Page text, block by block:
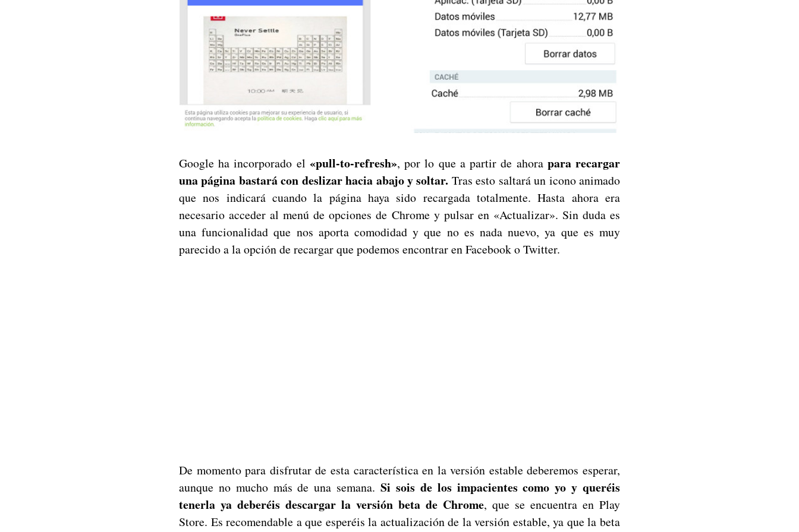
Google ha incorporado el «pull-to-refresh», por lo que a partir de ahora para recargar
una página bastará con deslizar hacia abajo y soltar. Tras esto saltará un icono animado
que nos indicará cuando la página haya sido recargada totalmente. Hasta ahora era
necesario acceder al menú de opciones de Chrome y pulsar en «Actualizar». Sin duda es
una funcionalidad que nos aporta comodidad y que no es nada nuevo, ya que es muy
parecido a la opción de recargar que podemos encontrar en Facebook o Twitter.
De momento para disfrutar de esta característica en la versión estable deberemos esperar,
aunque no mucho más de una semana. Si sois de los impacientes como yo y queréis
tenerla ya deberéis descargar la versión beta de Chrome, que se encuentra en Play
Store. Es recomendable a que esperéis la actualización de la versión estable, ya que la beta